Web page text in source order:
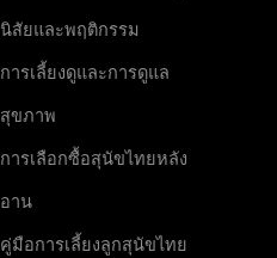
นิสัยและพฤติกรรม
การเลี้ยงดูและการดูแล
สุขภาพ
การเลือกซื้อสุนัขไทยหลัง
อาน
คู่มือการเลี้ยงลูกสุนัขไทย